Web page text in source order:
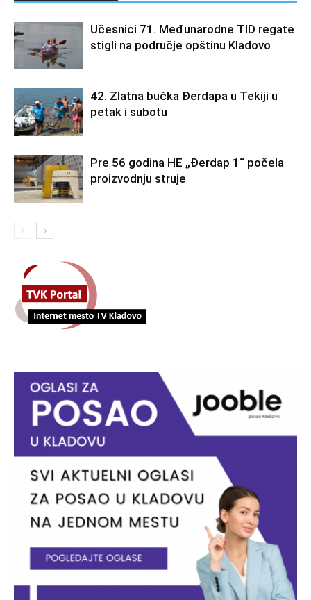
Učesnici 71. Međunarodne TID regate
stigli na područje opštinu Kladovo
42. Zlatna bućka Đerdapa u Tekiji u
petak i subotu
Pre 56 godina HE „Đerdap 1“ počela
proizvodnju struje